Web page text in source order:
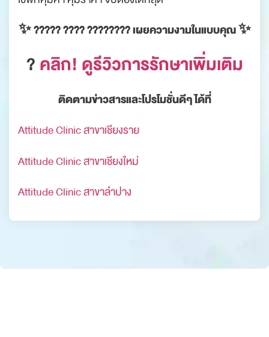
✨ ????? ???? ???????? เผยความงามในแบบคุณ ✨
?คลิก! ดูรีวิวการรักษาเพิ่มเติม
ติดตามข่าวสารและโปรโมชั่นดีๆ ได้ที่
Attitude Clinic สาขาเชียงราย
Attitude Clinic สาขาเชียงใหม่
Attitude Clinic สาขาลำปาง